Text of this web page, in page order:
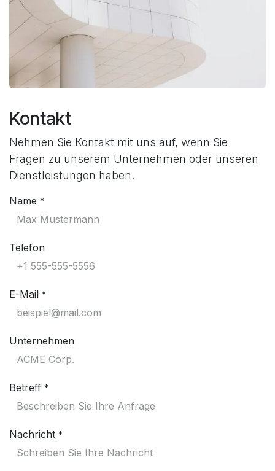
Kontakt
Nehmen Sie Kontakt mit uns auf, wenn Sie
Fragen zu unserem Unternehmen oder unseren
Dienstleistungen haben.
Name *
Telefon
E-Mail *
Unternehmen
Betreff *
Nachricht *